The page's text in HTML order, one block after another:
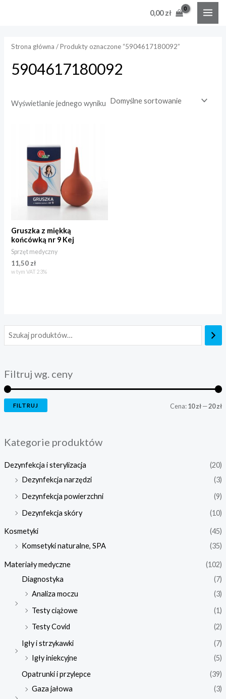
0,00zł
Filtruj wg. ceny
FILTRUJ Cena:10 zł—20 zł
Kategorie produktów
Dezynfekcja i sterylizacja
(20)
Dezynfekcja narzędzi
(3)
Dezynfekcja powierzchni
(9)
Dezynfekcja skóry
(10)
Kosmetyki
(45)
Komsetyki naturalne, SPA
(35)
Materiały medyczne
(102)
Diagnostyka
(7)
Analiza moczu
(3)
Testy ciążowe
(1)
Testy Covid
(2)
Igły i strzykawki
(7)
Igły iniekcyjne
(5)
Opatrunki i przylepce
(39)
Gaza jałowa
(3)
Strona główna / Produkty oznaczone “5904617180092”
5904617180092
Wyświetlanie jednego wyniku
Gruszka z miękką
końcówką nr 9 Kej
Sprzęt medyczny
11,50zł
w tym VAT 23%